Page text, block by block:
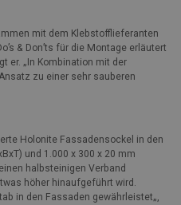
mit dem Klebstofflieferanten
& Don’ts für die Montage erläutert
er. „In Kombination mit der
zu einer sehr sauberen
Holonite Fassadensockel in den
und 1.000 x 300 x 20 mm
halbsteinigen Verband
höher hinaufgeführt wird.
in den Fassaden gewährleistet„,